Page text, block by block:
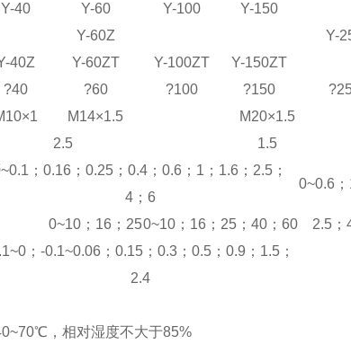
Y-40
40Z
Y-60
Y-60Z
Y-60ZT
Y-100
Y-100ZT
Y-150
Y-150ZT
Y-
?40 ?60 ?100 ?150
M14×1.5
M20×1.5
2.5 1.5
；0.16；0.25；0.4；0.6；1；1.6；2.5；
4；6
0~0.6
0~10；16；250~10；16；25；40；60
2.5；
；-0.1~0.06；0.15；0.3；0.5；0.9；1.5；
2.4
℃ ，相对湿度不大于85%